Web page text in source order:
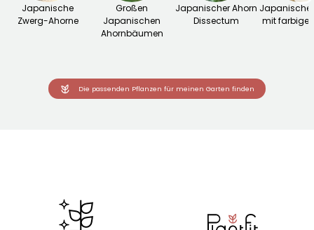
Japanische
Zwerg-Ahorne
Großen
Japanischen
Ahornbäumen
Japanischer Ahorn
Dissectum
mit farbiger
Die passenden Pflanzen für meinen Garten finden